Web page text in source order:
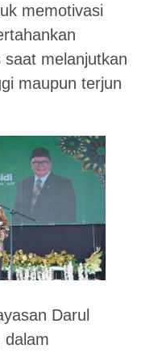
memotivasi
saat melanjutkan
maupun terjun
Darul
dalam